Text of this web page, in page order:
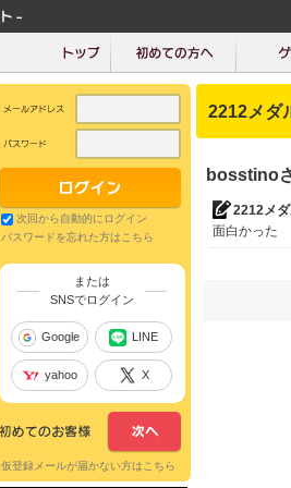
2212メダ
bosstino
2212メダ
面白かった
次回から自動的にログイン
パスワードを忘れた方はこちら
または
SNSでログイン
Google LINE
yahoo X
仮登録メールが届かない方はこちら